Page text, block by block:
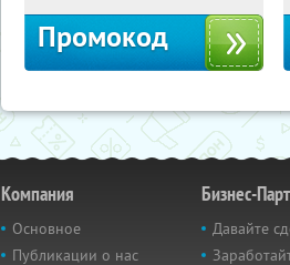
Промокод
Компания
Основное
Публикации о нас
Бизнес-
Давайте